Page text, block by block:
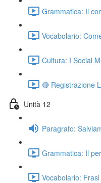
Grammatica: Il
Vocabolario:
Cultura: I Social
🔴 Registrazione
Unità 12
Paragrafo:
Grammatica: Il
Vocabolario: